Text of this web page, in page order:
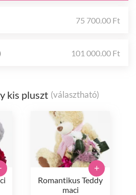
75 700.00 Ft
101 000.00 Ft
kis pluszt (választható)
Romantikus Teddy
maci
+